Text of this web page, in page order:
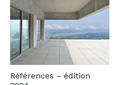
Références – édition